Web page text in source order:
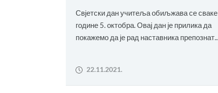
Свјетски дан учитеља обиљжава се сваке
године 5. октобра. Овај дан је прилика да
покажемо да је рад наставника препознат...
22.11.2021.